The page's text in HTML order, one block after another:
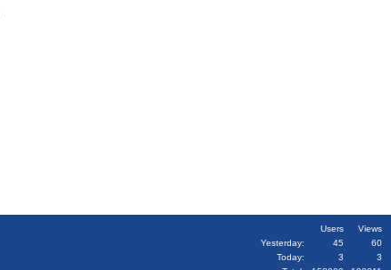
Users
Views
Yesterday:
45
60
Today:
3
3